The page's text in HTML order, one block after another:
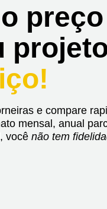
e compare
mensal, anual
você não tem